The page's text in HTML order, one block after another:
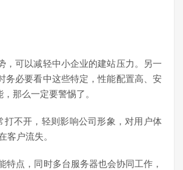
，可以减轻中小企业的建站压力。另一
务必要看中这些特定，性能配置高、安
那么一定要警惕了。
不开，轻则影响公司形象，对用户体
客户流失。
点，同时多台服务器也会协同工作，